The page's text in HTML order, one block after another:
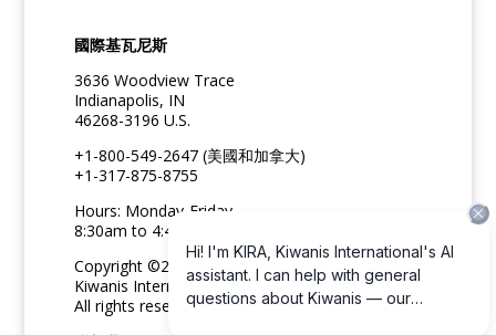
國際基瓦尼斯
3636 Woodview Trace
Indianapolis, IN
46268-3196 U.S.
+1-800-549-2647 (美國和加拿大)
+1-317-875-8755
Hours: Monday-Friday
8:30am to 4:45pm ET
Copyright ©2026
Kiwanis International
All rights reserved